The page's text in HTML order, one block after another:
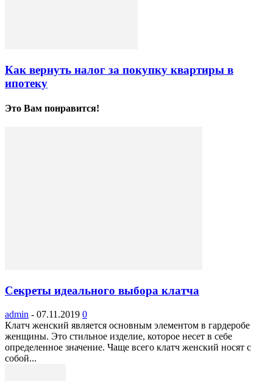
Как вернуть налог за покупку квартиры в
ипотеку
Это Вам понравится!
Секреты идеального выбора клатча
admin - 07.11.2019 0
Клатч женский является основным элементом в гардеробе
женщины. Это стильное изделие, которое несет в себе
определенное значение. Чаще всего клатч женский носят с
собой...